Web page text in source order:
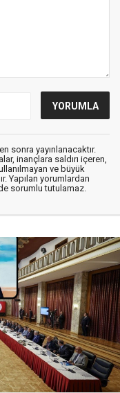
sonra yayınlanacaktır.
inançlara saldırı içeren,
ve büyük
Yapılan yorumlardan
sorumlu tutulamaz.